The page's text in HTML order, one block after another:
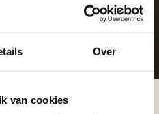
Over
van cookies
een breed assortiment
Lees meer over de